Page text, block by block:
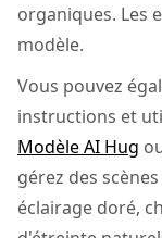
organiques. Les
modèle.
Vous pouvez
instructions et
Modèle AI Hug
gérez des
éclairage doré,